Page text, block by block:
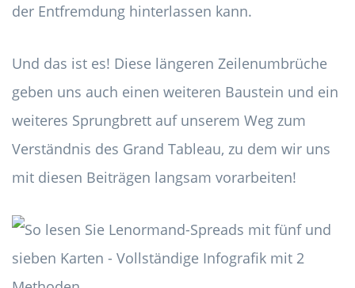
der Entfremdung hinterlassen kann.
Und das ist es! Diese längeren Zeilenumbrüche
geben uns auch einen weiteren Baustein und ein
weiteres Sprungbrett auf unserem Weg zum
Verständnis des Grand Tableau, zu dem wir uns
mit diesen Beiträgen langsam vorarbeiten!